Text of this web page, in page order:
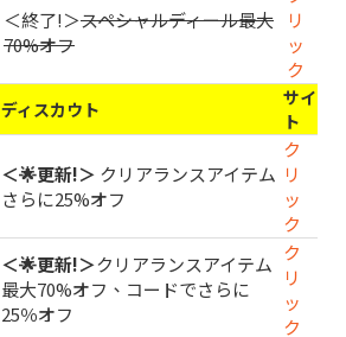
＜終了!＞スペシャルディール最大
70%オフ
リ
ッ
ク
ディスカウト
サイ
ト
＜🌟更新!＞ クリアランスアイテム
さらに25%オフ
ク
リ
ッ
ク
＜🌟更新!＞クリアランスアイテム
最大70%オフ、コードでさらに
25％オフ
ク
リ
ッ
ク